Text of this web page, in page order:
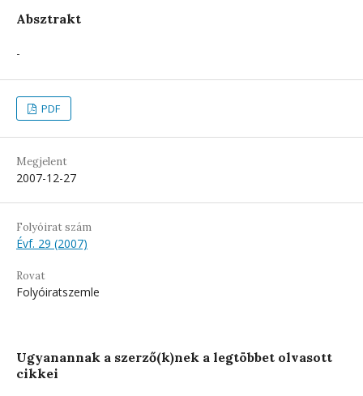
Absztrakt
-
PDF
Megjelent
2007-12-27
Folyóirat szám
Évf. 29 (2007)
Rovat
Folyóiratszemle
Ugyanannak a szerző(k)nek a legtöbbet olvasott
cikkei